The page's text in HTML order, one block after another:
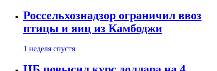
Россельхознадзор ограничил ввоз
птицы и яиц из Камбоджи
1 неделя спустя